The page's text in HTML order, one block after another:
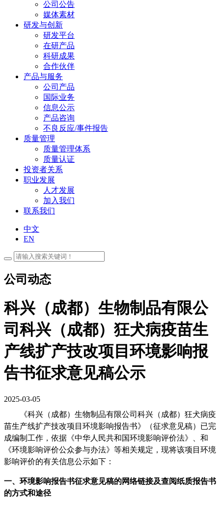
公司公告
媒体素材
研发与创新
研发平台
在研产品
科研成果
合作伙伴
产品与服务
公司产品
国际业务
信息公示
产品咨询
不良反应/事件报告
质量管理
质量管理体系
质量认证
投资者关系
职业发展
人才发展
加入我们
联系我们
中文
EN
公司动态
科兴（成都）生物制品有限公
司科兴（成都）狂犬病疫苗生
产线扩产技改项目环境影响报
告书征求意见稿公示
2025-03-05
《科兴（成都）生物制品有限公司科兴（成都）狂犬病疫
苗生产线扩产技改项目环境影响报告书》（征求意见稿）已完
成编制工作，依据《中华人民共和国环境影响评价法》、和
《环境影响评价公众参与办法》等相关规定，现将该项目环境
影响评价的有关信息公示如下：
一、环境影响报告书征求意见稿的网络链接及查阅纸质报告书
的方式和途径